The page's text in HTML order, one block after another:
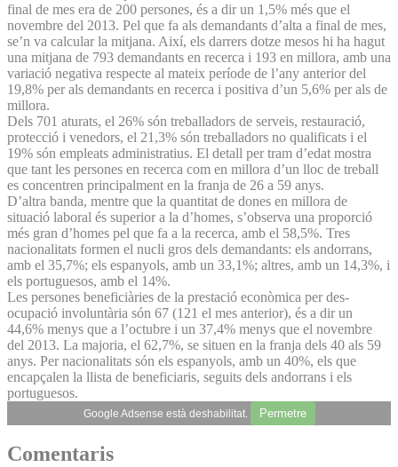
final de mes era de 200 persones, és a dir un 1,5% més que el
novembre del 2013. Pel que fa als demandants d’alta a final de mes,
se’n va calcular la mitjana. Així, els darrers dotze mesos hi ha hagut
una mitjana de 793 demandants en recerca i 193 en millora, amb una
variació negativa respecte al mateix període de l’any anterior del
19,8% per als demandants en recerca i positiva d’un 5,6% per als de
millora.
Dels 701 aturats, el 26% són treballadors de serveis, restauració,
protecció i venedors, el 21,3% són treballadors no qualificats i el
19% són empleats administratius. El detall per tram d’edat mostra
que tant les persones en recerca com en millora d’un lloc de treball
es concentren principalment en la franja de 26 a 59 anys.
D’altra banda, mentre que la quantitat de dones en millora de
situació laboral és superior a la d’homes, s’observa una proporció
més gran d’homes pel que fa a la recerca, amb el 58,5%. Tres
nacionalitats formen el nucli gros dels demandants: els andorrans,
amb el 35,7%; els espanyols, amb un 33,1%; altres, amb un 14,3%, i
els portuguesos, amb el 14%.
Les persones beneficiàries de la prestació econòmica per des­
ocupació involuntària són 67 (121 el mes anterior), és a dir un
44,6% menys que a l’octubre i un 37,4% menys que el novembre
del 2013. La majoria, el 62,7%, se situen en la franja dels 40 als 59
anys. Per nacionalitats són els espanyols, amb un 40%, els que
encapçalen la llista de beneficiaris, seguits dels andorrans i els
portuguesos.
Google Adsense està deshabilitat. Permetre
Comentaris